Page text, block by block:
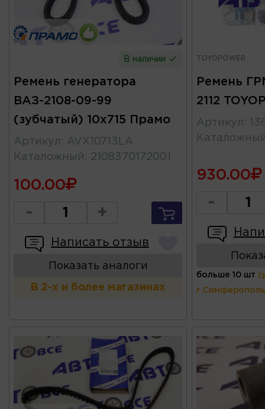
В наличии
Ремень генератора
ВАЗ-2108-09-99
(зубчатый) 10х715 Прамо
Артикул : AVX10713LA
Каталожный : 2108370172001
100.00
- +
Написать отзыв
Показать аналоги
В 2-х и более магазинах
TOYOPOWER
Ремень
2112
Артикул :
930.00
-
больше 10 шт